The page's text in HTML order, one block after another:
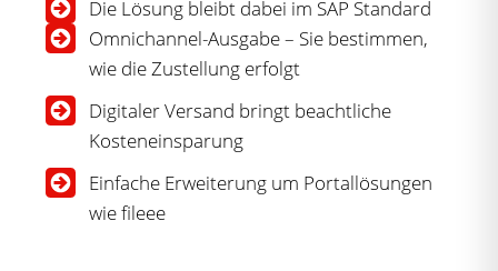
Die Lösung bleibt dabei im SAP Standard
Omnichannel-Ausgabe – Sie bestimmen,
wie die Zustellung erfolgt
Digitaler Versand bringt beachtliche
Kosteneinsparung
Einfache Erweiterung um Portallösungen
wie fileee